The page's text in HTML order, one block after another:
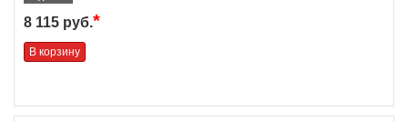
8 115 руб.*
В корзину